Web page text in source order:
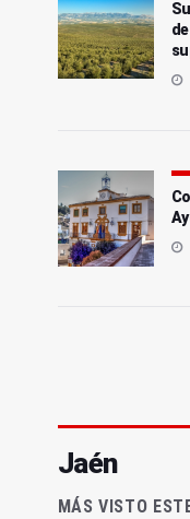
Jaén
MÁS VISTO